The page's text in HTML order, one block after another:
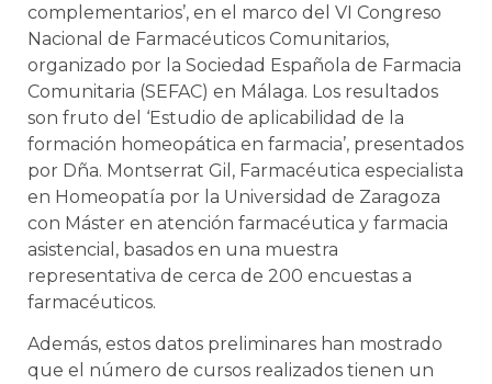
complementarios’, en el marco del VI Congreso
Nacional de Farmacéuticos Comunitarios,
organizado por la Sociedad Española de Farmacia
Comunitaria (SEFAC) en Málaga. Los resultados
son fruto del ‘Estudio de aplicabilidad de la
formación homeopática en farmacia’, presentados
por Dña. Montserrat Gil, Farmacéutica especialista
en Homeopatía por la Universidad de Zaragoza
con Máster en atención farmacéutica y farmacia
asistencial, basados en una muestra
representativa de cerca de 200 encuestas a
farmacéuticos.
Además, estos datos preliminares han mostrado
que el número de cursos realizados tienen un